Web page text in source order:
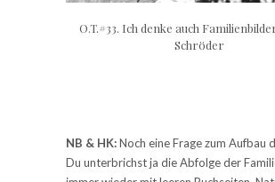
O.T.#33. Ich denke auch
Schröder
NB & HK:Noch eine Frage zum Aufbau
Du unterbrichst ja die Abfolge der